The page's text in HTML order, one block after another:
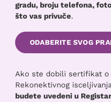
gradu, broju telefona,
što vas privuče.
ODABERITE SVOG
Ako ste dobili sertifikat o
Rekonektivnog
budete uvedeni u